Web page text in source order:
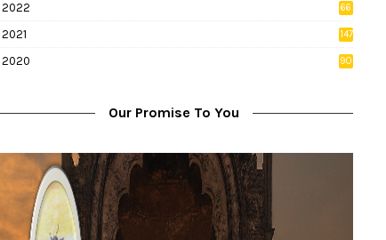
2022
66
2021
147
2020
90
Our Promise To You